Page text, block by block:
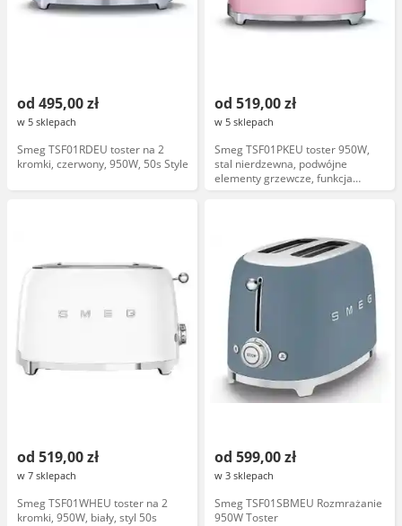
od 495,00 zł
w 5 sklepach
Smeg TSF01RDEU toster na 2
kromki, czerwony, 950W, 50s Style
od 519,00 zł
w 5 sklepach
Smeg TSF01PKEU toster 950W,
stal nierdzewna, podwójne
elementy grzewcze, funkcja
rozmrażania, podgrzewania,
od 519,00 zł
w 7 sklepach
Smeg TSF01WHEU toster na 2
kromki, 950W, biały, styl 50s
od 599,00 zł
w 3 sklepach
Smeg TSF01SBMEU Rozmrażanie
950W Toster